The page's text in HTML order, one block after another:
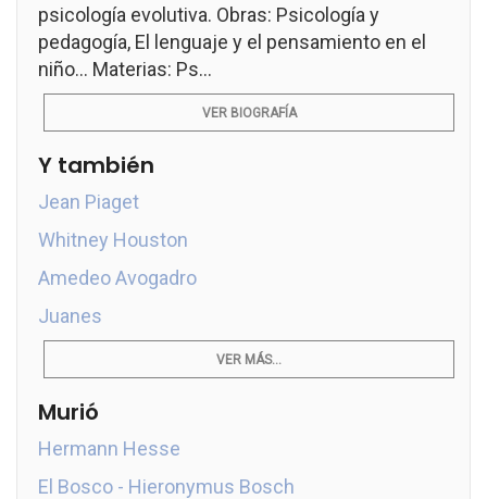
psicología evolutiva. Obras: Psicología y
pedagogía, El lenguaje y el pensamiento en el
niño... Materias: Ps...
VER BIOGRAFÍA
Y también
Jean Piaget
Whitney Houston
Amedeo Avogadro
Juanes
VER MÁS...
Murió
Hermann Hesse
El Bosco - Hieronymus Bosch